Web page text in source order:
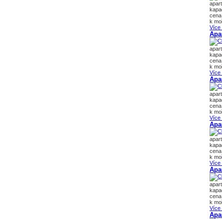
k
Více
k
Více
k
Více
k
Více
k
Více